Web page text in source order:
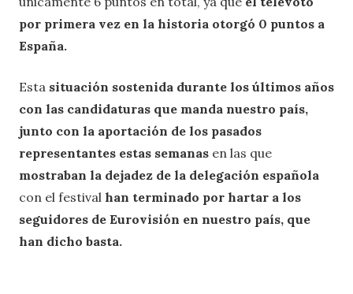
por primera vez en la historia otorgó 0 puntos a
España.
Esta situación sostenida durante los últimos años
con las candidaturas que manda nuestro país,
junto con la aportación de los pasados
representantes estas semanas en las que
mostraban la dejadez de la delegación española
con el festival han terminado por hartar a los
seguidores de Eurovisión en nuestro país, que
han dicho basta.